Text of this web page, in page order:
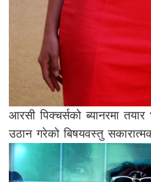
आरसी पिक्चर्सको ब्यानरमा
उठान गरेको बिषयवस्तु